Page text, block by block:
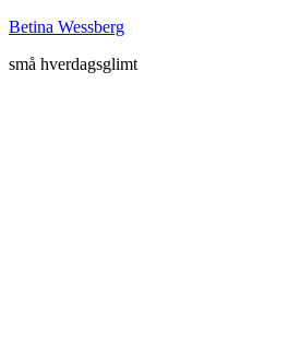
Betina Wessberg
små hverdagsglimt